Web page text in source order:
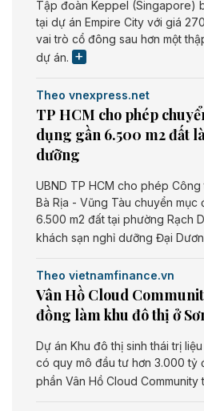
Tập đoàn Keppel (Singapore)
tại dự án Empire City với giá
vai trò cổ đông sau hơn một
dự án.
Theo vnexpress.net
TP HCM cho phép
dụng gần 6.500 m2 đất
dưỡng
UBND TP HCM cho phép
Bà Rịa - Vũng Tàu chuyển mục
6.500 m2 đất tại phường Rạch
khách sạn nghỉ dưỡng Đại
Theo vietnamfinance.vn
Vân Hồ Cloud
đồng làm khu đô thị ở
Dự án Khu đô thị sinh thái trị
có quy mô đầu tư hơn 3.000 tỷ
phần Vân Hồ Cloud Community